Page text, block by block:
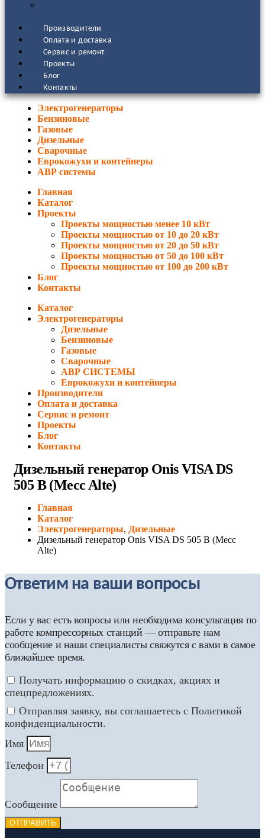
Производители
Оплата и доставка
Сервис и ремонт
Проекты
Блог
Контакты
Электрогенераторы
Бензиновые
Газовые
Дизельные
Сварочные
Еврокожухи и контейнеры
АВР системы
Главная
Каталог
Проекты
Проекты мощностью менее 10 кВт
Проекты мощностью от 10 до 20 кВт
Проекты мощностью от 20 до 50 кВт
Проекты мощностью от 50 до 100 кВт
Проекты мощностью от 100 до 200 кВт
Блог
Контакты
Каталог
Электрогенераторы
Дизельные
Бензиновые
Газовые
Сварочные
АВР СИСТЕМЫ
Еврокожухи и контейнеры
Производители
Оплата и доставка
Сервис и ремонт
Проекты
Блог
Контакты
Дизельный генератор Onis VISA DS
505 B (Mecc Alte)
Главная
Каталог
Электрогенераторы, Дизельные
Дизельный генератор Onis VISA DS 505 B (Mecc
Alte)
Ответим на ваши вопросы
Если у вас есть вопросы или необходима консультация по
работе компрессорных станций — отправьте нам
сообщение и наши специалисты свяжутся с вами в самое
ближайшее время.
Получать информацию о скидках, акциях и
спецпредложениях.
Отправляя заявку, вы соглашаетесь с Политикой
конфиденциальности.
Имя
Телефон
Сообщение
ОТПРАВИТЬ